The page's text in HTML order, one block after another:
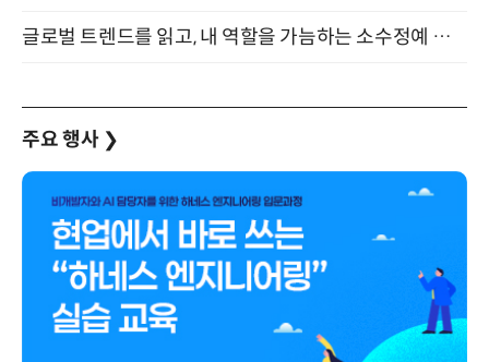
글로벌 트렌드를 읽고, 내 역할을 가늠하는 소수정예 실습 워크숍 (8/28)
주요 행사 ❯